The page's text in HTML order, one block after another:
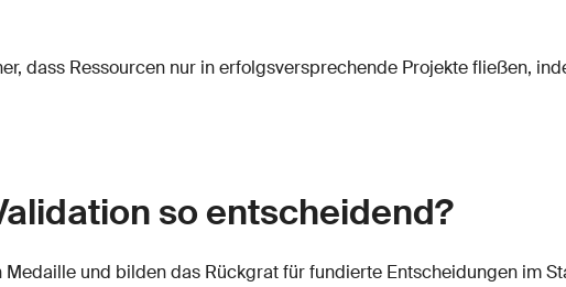
dass Ressourcen nur in erfolgsversprechende Projekte fließen,
so entscheidend?
und bilden das Rückgrat für fundierte Entscheidungen im